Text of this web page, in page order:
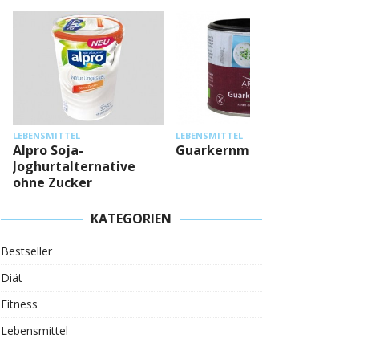
LEBENSMITTEL
Alpro Soja-
Joghurtalternative
ohne Zucker
LEBENSMITTEL
Guarkernmehl
KATEGORIEN
Bestseller
Diät
Fitness
Lebensmittel